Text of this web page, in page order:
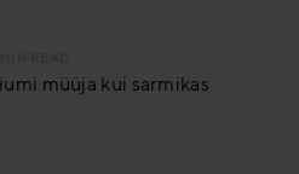
müüja kui sarmikas